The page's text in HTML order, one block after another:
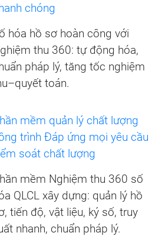
chóng
hóa hồ sơ hoàn công với
thu 360: tự động hóa,
pháp lý, tăng tốc nghiệm
toán.
mềm quản lý chất lượng
trình Đáp ứng mọi yêu cầu
soát chất lượng
mềm Nghiệm thu 360 số
QLCL xây dựng: quản lý hồ
tiến độ, vật liệu, ký số, truy
nhanh, chuẩn pháp lý.